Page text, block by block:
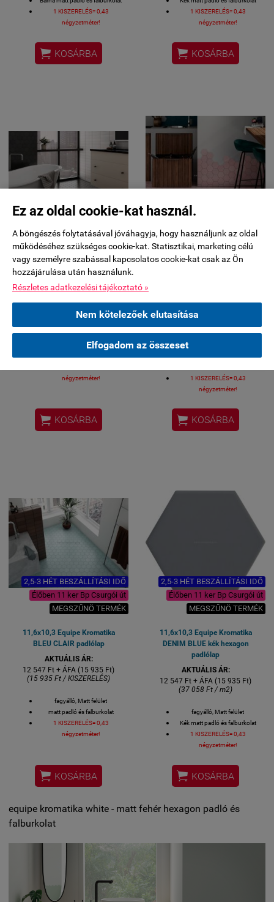
Ez az oldal cookie-kat használ.
A böngészés folytatásával jóváhagyja, hogy használjunk az oldal
működéséhez szükséges cookie-kat. Statisztikai, marketing célú
vagy személyre szabással kapcsolatos cookie-kat csak az Ön
hozzájárulása után használunk.
Részletes adatkezelési tájékoztató »
Nem kötelezőek elutasítása
Elfogadom az összeset
1 KISZERELÉS= 0,43
négyzetméter!
 KOSÁRBA
1 KISZERELÉS= 0,43
négyzetméter!
 KOSÁRBA
2,5-3 HÉT BESZÁLLÍTÁSI IDŐ
Élőben 11 ker Bp Csurgói út
MEGSZŰNÖ TERMÉK
11,6x10,3 Equipe Kromatika
Black MATT fekete hexagon
padlólap
AKTUÁLIS ÁR:
12 547 Ft + ÁFA (15 935 Ft)
fagyálló, Matt felület
Fekete matt padló és falburkolat
négyzetméter!
 KOSÁRBA
2,5-3 HÉT BESZÁLLÍTÁSI IDŐ
Élőben 11 ker Bp Csurgói út
MEGSZŰNÖ TERMÉK
AKTUÁLIS ÁR:
12 547 Ft + ÁFA (15 935 Ft)
Rózsaszínű matt padló és
1 KISZERELÉS= 0,43
négyzetméter!
 KOSÁRBA
2,5-3 HÉT BESZÁLLÍTÁSI IDŐ
Élőben 11 ker Bp Csurgói út
MEGSZŰNÖ TERMÉK
11,6x10,3 Equipe Kromatika
BLEU CLAIR padlólap
AKTUÁLIS ÁR:
12 547 Ft + ÁFA (15 935 Ft)
(15 935 Ft / KISZERELÉS)
fagyálló, Matt felület
matt padló és falburkolat
1 KISZERELÉS= 0,43
négyzetméter!
 KOSÁRBA
2,5-3 HÉT BESZÁLLÍTÁSI IDŐ
Élőben 11 ker Bp Csurgói út
MEGSZŰNÖ TERMÉK
11,6x10,3 Equipe Kromatika
DENIM BLUE kék hexagon
padlólap
AKTUÁLIS ÁR:
12 547 Ft + ÁFA (15 935 Ft)
(37 058 Ft / m2)
fagyálló, Matt felület
Kék matt padló és falburkolat
1 KISZERELÉS= 0,43
négyzetméter!
 KOSÁRBA
equipe kromatika white - matt fehér hexagon padló és
falburkolat